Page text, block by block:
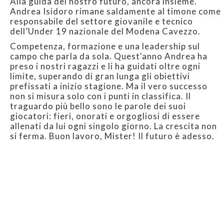
Andrea Isidoro rimane saldamente al timone come
responsabile del settore giovanile e tecnico
dell’Under 19 nazionale del Modena Cavezzo.
Competenza, formazione e una leadership sul
campo che parla da sola. Quest'anno Andrea ha
preso i nostri ragazzi e li ha guidati oltre ogni
limite, superando di gran lunga gli obiettivi
prefissati a inizio stagione. Ma il vero successo
non si misura solo con i punti in classifica. Il
traguardo più bello sono le parole dei suoi
giocatori: fieri, onorati e orgogliosi di essere
allenati da lui ogni singolo giorno. La crescita non
si ferma. Buon lavoro, Mister! Il futuro è adesso.